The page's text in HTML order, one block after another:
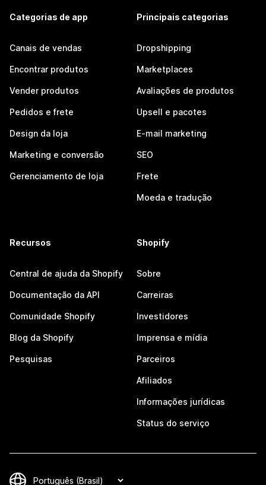
Categorias de app
Canais de vendas
Encontrar produtos
Vender produtos
Pedidos e frete
Design da loja
Marketing e conversão
Gerenciamento de loja
Principais categorias
Dropshipping
Marketplaces
Avaliações de produtos
Upsell e pacotes
E-mail marketing
SEO
Frete
Moeda e tradução
Recursos
Central de ajuda da Shopify
Documentação da API
Comunidade Shopify
Blog da Shopify
Pesquisas
Shopify
Sobre
Carreiras
Investidores
Imprensa e mídia
Parceiros
Afiliados
Informações jurídicas
Status do serviço